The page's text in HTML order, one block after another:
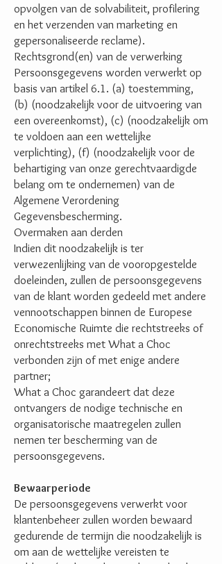
opvolgen van de solvabiliteit, profilering
en het verzenden van marketing en
gepersonaliseerde reclame).
Rechtsgrond(en) van de verwerking
Persoonsgegevens worden verwerkt op
basis van artikel 6.1. (a) toestemming,
(b) (noodzakelijk voor de uitvoering van
een overeenkomst), (c) (noodzakelijk om
te voldoen aan een wettelijke
verplichting), (f) (noodzakelijk voor de
behartiging van onze gerechtvaardigde
belang om te ondernemen) van de
Algemene Verordening
Gegevensbescherming.
Overmaken aan derden
Indien dit noodzakelijk is ter
verwezenlijking van de vooropgestelde
doeleinden, zullen de persoonsgegevens
van de klant worden gedeeld met andere
vennootschappen binnen de Europese
Economische Ruimte die rechtstreeks of
onrechtstreeks met What a Choc
verbonden zijn of met enige andere
partner;
What a Choc garandeert dat deze
ontvangers de nodige technische en
organisatorische maatregelen zullen
nemen ter bescherming van de
persoonsgegevens.
Bewaarperiode
De persoonsgegevens verwerkt voor
klantenbeheer zullen worden bewaard
gedurende de termijn die noodzakelijk is
om aan de wettelijke vereisten te